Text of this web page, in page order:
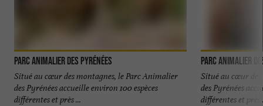
Parc Animalier des Pyrénées
Situé au cœur des montagnes, le Parc Animalier
des Pyrénées accueille environ 100 espèces
différentes et près ...
Parc Animalier
Situé au cœur
des Pyrénées
différentes et près